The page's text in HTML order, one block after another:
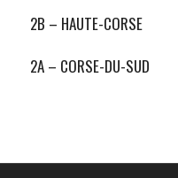
2B – HAUTE-CORSE
2A – CORSE-DU-SUD